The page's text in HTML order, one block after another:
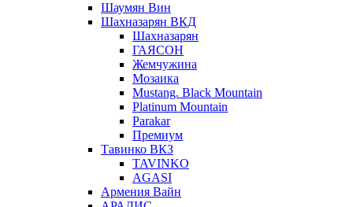
Шаумян Вин
Шахназарян ВКД
Шахназарян
ГАЯСОН
Жемчужина
Мозаика
Mustang. Black Mountain
Platinum Mountain
Parakar
Премиум
Тавинко ВКЗ
TAVINKO
AGASI
Армения Вайн